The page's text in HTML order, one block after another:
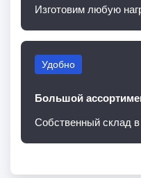
Изготовим любую
Удобно
Большой
Собственный склад в